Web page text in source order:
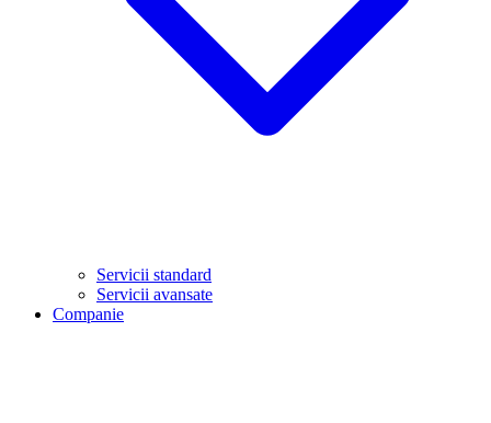
Servicii standard
Servicii avansate
Companie